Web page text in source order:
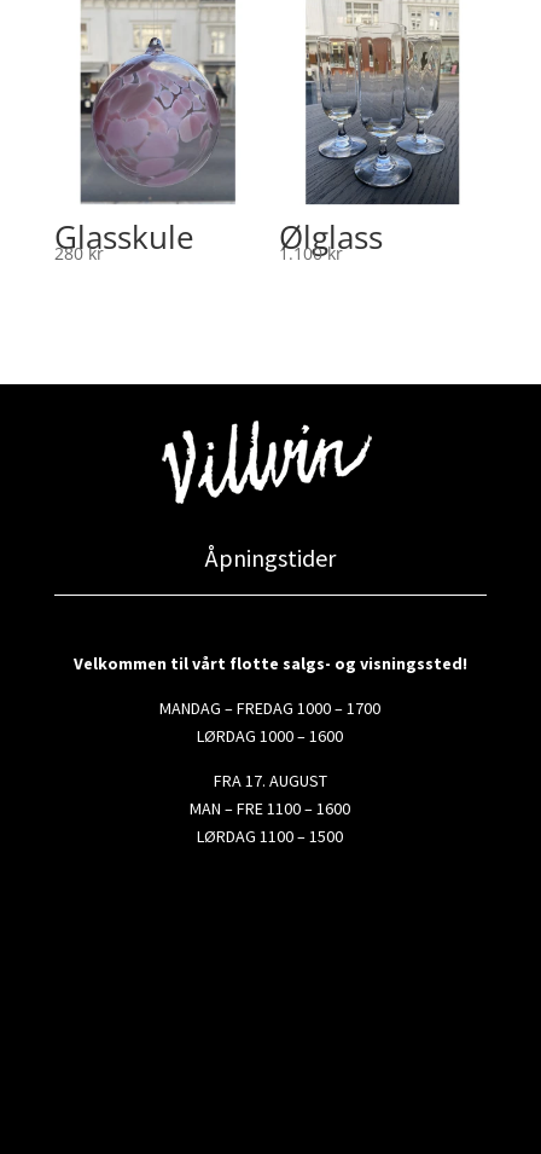
Glasskule
280kr Ølglass
1.100kr
Åpningstider
Velkommen til vårt flotte salgs- og visningssted!
MANDAG – FREDAG 1000 – 1700
LØRDAG 1000 – 1600
FRA 17. AUGUST
MAN – FRE 1100 – 1600
LØRDAG 1100 – 1500